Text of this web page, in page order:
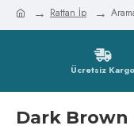
Rattan İp
Ücretsiz Kargo
Dark Brown